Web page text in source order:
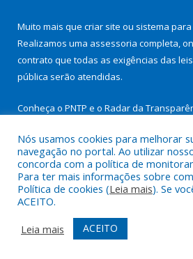
Muito mais que criar site ou sistema
Realizamos uma assessoria completa,
contrato que todas as exigências das
pública serão atendidas.
Conheça o PNTP e o Radar da
Todos os direitos reservados a
Miguel do
Mapa do Site
Acessar Área
Acessar Webmail
Nós usamos cookies para melhorar
navegação no portal. Ao utilizar
concorda com a política de
Para ter mais informações sobre
Política de cookies (Leia mais). Se
ACEITO.
Leia mais
ACEITO